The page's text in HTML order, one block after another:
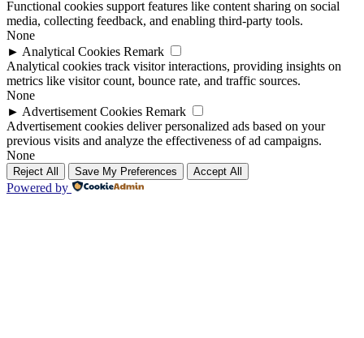
Functional cookies support features like content sharing on social
media, collecting feedback, and enabling third-party tools.
None
► Analytical Cookies Remark
Analytical cookies track visitor interactions, providing insights on
metrics like visitor count, bounce rate, and traffic sources.
None
► Advertisement Cookies Remark
Advertisement cookies deliver personalized ads based on your
previous visits and analyze the effectiveness of ad campaigns.
None
Reject All Save My Preferences Accept All
Powered by